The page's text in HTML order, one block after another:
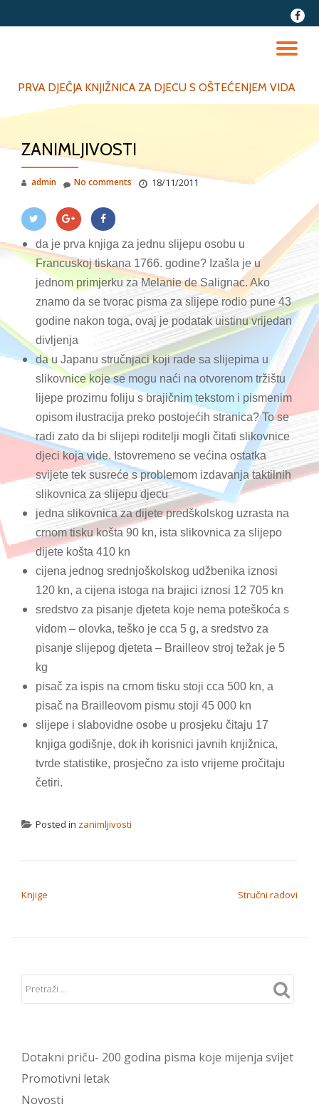
fa-
PRVA DJEČJA KNJIŽNICA ZA DJECU S OŠTEĆENJEM VIDA
ZANIMLJIVOSTI
admin 18/11/2011
No comments
da je prva knjiga za jednu slijepu osobu u
Francuskoj tiskana 1766. godine? Izašla je u
jednom primjerku za Melanie de Salignac. Ako
znamo da se tvorac pisma za slijepe rodio pune 43
godine nakon toga, ovaj je podatak uistinu vrijedan
divljenja
da u Japanu stručnjaci koji rade sa slijepima u
slikovnice koje se mogu naći na otvorenom tržištu
lijepe prozirnu foliju s brajičnim tekstom i pismenim
opisom ilustracija preko postojećih stranica? To se
radi zato da bi slijepi roditelji mogli čitati slikovnice
djeci koja vide. Istovremeno se većina ostatka
svijete tek susreće s problemom izdavanja taktilnih
slikovnica za slijepu djecu
jedna slikovnica za dijete predškolskog uzrasta na
crnom tisku košta 90 kn, ista slikovnica za slijepo
dijete košta 410 kn
cijena jednog srednjoškolskog udžbenika iznosi
120 kn, a cijena istoga na brajici iznosi 12 705 kn
sredstvo za pisanje djeteta koje nema poteškoća s
vidom – olovka, teško je cca 5 g, a sredstvo za
pisanje slijepog djeteta – Brailleov stroj težak je 5
kg
pisač za ispis na crnom tisku stoji cca 500 kn, a
pisač na Brailleovom pismu stoji 45 000 kn
slijepe i slabovidne osobe u prosjeku čitaju 17
knjiga godišnje, dok ih korisnici javnih knjižnica,
tvrde statistike, prosječno za isto vrijeme pročitaju
četiri.
Posted in zanimljivosti
Knjige Stručni radovi
Dotakni priču- 200 godina pisma koje mijenja svijet
Promotivni letak
Novosti